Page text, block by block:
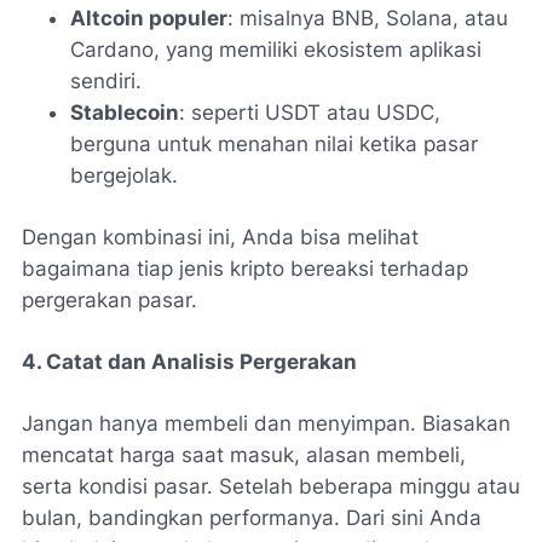
Altcoin populer: misalnya BNB, Solana, atau
Cardano, yang memiliki ekosistem aplikasi
sendiri.
Stablecoin: seperti USDT atau USDC,
berguna untuk menahan nilai ketika pasar
bergejolak.
Dengan kombinasi ini, Anda bisa melihat
bagaimana tiap jenis kripto bereaksi terhadap
pergerakan pasar.
4. Catat dan Analisis Pergerakan
Jangan hanya membeli dan menyimpan. Biasakan
mencatat harga saat masuk, alasan membeli,
serta kondisi pasar. Setelah beberapa minggu atau
bulan, bandingkan performanya. Dari sini Anda